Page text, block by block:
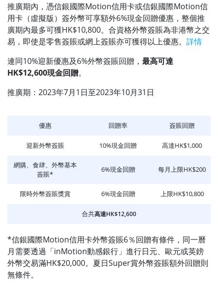
HK$100：
Delsey 30"
GRENELLE SE
Expandable
Front Opening
HK$4,980; 顏色
隨機) 或
NESCAFÉ®
Dolce Gusto®
Genio S Plus 咖
IV 頭戴式藍牙無
隨機）或
HK$800 惠康購
HK$800 現金回
贈(直接存入FPS
現有客戶批卡後
30日內簽賬滿
HK$100享：
29日下午6時】
新客戶批卡後30日
内簽賬滿
HK$100：
Delsey 30"
GRENELLE SE
Expandable Front
顏色隨機) 或
咖啡膠囊 (價值
Marshall MAJOR
HK$1,299 ;顏色隨
Apple Store禮品
卡 或 HK$800 惠
HK$800 現金回贈
現有客戶批卡後30
日內簽賬滿
HK$100享：
31日下午6時至
間】
獨家優惠
HK$300惠康購
物現金券
推廣期內，憑信銀國際Motion信用卡或信銀國際Motion信
用卡（虛擬版）簽外幣可享額外6%現金回贈優惠，整個推
廣期內最多可獲HK$10,800。合資格外幣簽賬為非港幣之交
易，即使是零售簽賬或網上簽賬亦可獲得以上優惠。 詳情
連同10%迎新優惠及6%外幣簽賬回贈， 最高可達
HK$12,600現金回贈。
推廣期：2023年7月1日至2023年10月31日
優惠 回贈率 簽賬回贈
迎新外幣簽賬 10%現金回贈 高達HK$1,000
網購、食肆、外幣基本
簽賬*
6%現金回贈 每月上限HK$200
限時外幣簽賬獎賞 6%現金回贈 上限HK$10,800
合共高達HK$12,600
*信銀國際Motion信用卡外幣簽賬6％回贈有條件，同一曆
月需要透過「inMotion動感銀行」進行日元、歐元或英鎊
外幣交易滿HK$20,000。夏日Super賞外幣簽賬額外回贈則
無條件。